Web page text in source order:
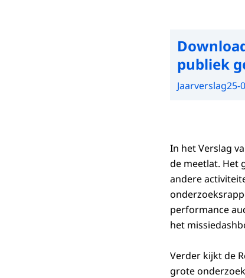
publiek
Jaarverslag25-
In het Verslag
de meetlat. Het
andere
performance
het
Verder kijkt de
grote